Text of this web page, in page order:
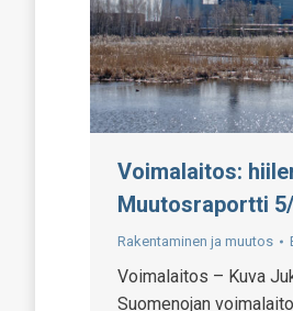
Voimalaitos:
Muutosraportti
Rakentaminen ja muutos
Voimalaitos – Kuva
Suomenojan